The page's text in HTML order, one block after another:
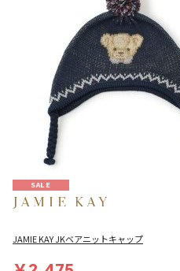
SALE
JAMIE KAY JKベアニットキャップ